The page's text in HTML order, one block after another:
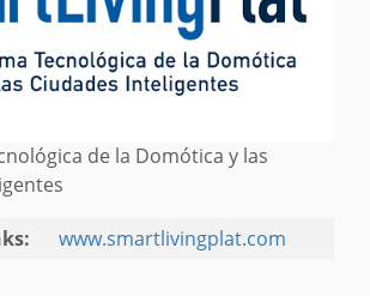
de la Domótica y las
www.smartlivingplat.com